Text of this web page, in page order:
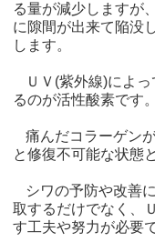
る量が減少しますが
に隙間が出来て陥没
します。
ＵＶ(紫外線)によ
るのが活性酸素です。
痛んだコラーゲン
と修復不可能な状態
シワの予防や改善
取するだけでなく、
す工夫や努力が必要